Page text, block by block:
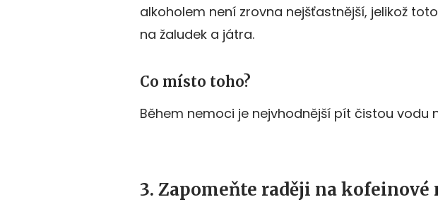
alkoholem není zrovna nejšťastnější, jelikož
na žaludek a játra.
Co místo toho?
Během nemoci je nejvhodnější pít čistou vodu
3. Zapomeňte raději na kofeinové